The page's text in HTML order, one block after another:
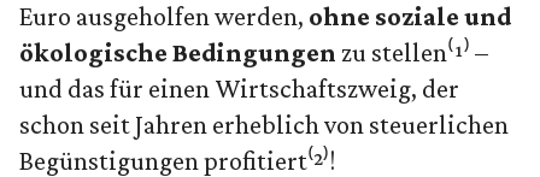
Euro ausgeholfen werden, ohne soziale und
ökologische Bedingungen zu stellen⁽¹⁾ –
und das für einen Wirtschaftszweig, der
schon seit Jahren erheblich von steuerlichen
Begünstigungen profitiert⁽²⁾!